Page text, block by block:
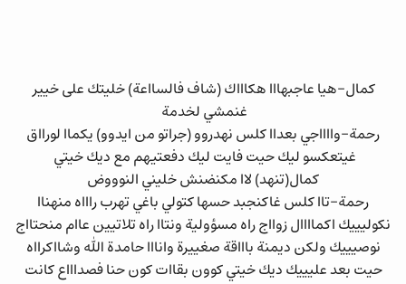
كمال-هيا عاجبهااا هكاااك (شاف فالسااعة) خليتك على خيير
غنمشي لخدمة
رحمة-وااااجي بعداا كلس نهدروو (جراتو من ايدوو) يكماا لورااق
غيتعكسو ليك حيت فايت ليك دفعتيهم مع ديك خيتي
كمال(تنهد) لاا مكنضنش خليني النوووض
رحمة-تاا كلس غاكنجبد حسها كتولي باغي تهرب راااه منهناا
نكوليييك اكماااال زوااج راه مسؤولية ونتاا راه تلاتيين عاام منحتااج
نوصيييك ولكن ديمنة باااقة صغييرة وانااا حامدة الله وشااكرااه
حيت بعد عليييك ديك خيتي كوون بقاات كون حنا فصداااع كانت